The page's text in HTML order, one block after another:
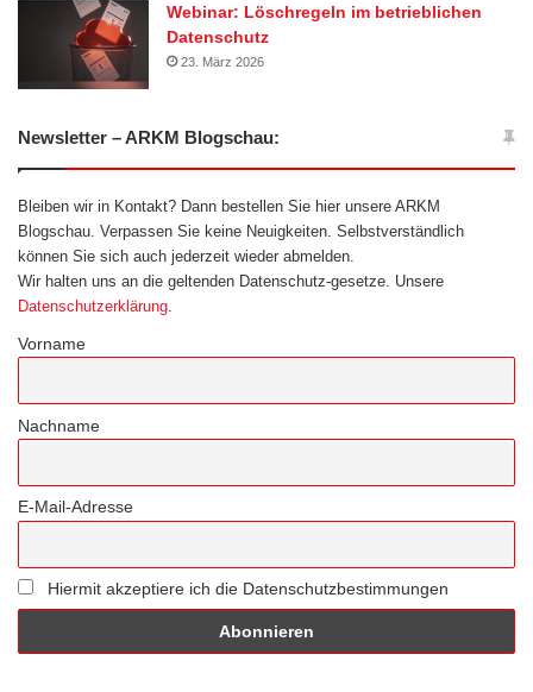
Webinar: Löschregeln im betrieblichen
Datenschutz
23. März 2026
Newsletter – ARKM Blogschau:
Bleiben wir in Kontakt? Dann bestellen Sie hier unsere ARKM
Blogschau. Verpassen Sie keine Neuigkeiten. Selbstverständlich
können Sie sich auch jederzeit wieder abmelden.
Wir halten uns an die geltenden Datenschutz-gesetze. Unsere
Datenschutzerklärung
Vorname
Nachname
E-Mail-Adresse
Hiermit akzeptiere ich die Datenschutzbestimmungen